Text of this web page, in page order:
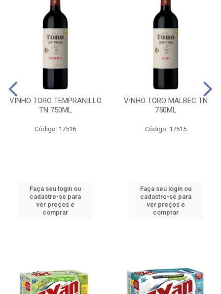
VINHO TORO TEMPRANILLO
TN 750ML
Código: 17516
Faça seu login ou
cadastre-se para
ver preços e
comprar
VINHO TORO MALBEC TN
750ML
Código: 17515
Faça seu login ou
cadastre-se para
ver preços e
comprar